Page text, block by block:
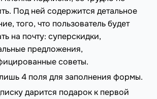
Под ней содержится детальное
того, что пользователь будет
на почту: суперскидки,
предложения,
советы.
4 поля для заполнения формы.
дарится подарок к первой